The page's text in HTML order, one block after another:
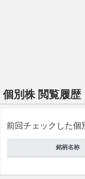
個別株 閲覧履歴
前回チェックした個
銘柄名称